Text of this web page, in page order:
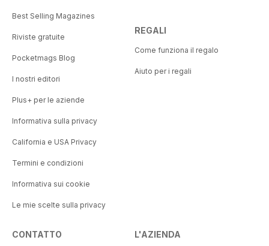
Best Selling Magazines
Riviste gratuite
Pocketmags Blog
I nostri editori
Plus+ per le aziende
Informativa sulla privacy
California e USA Privacy
Termini e condizioni
Informativa sui cookie
Le mie scelte sulla privacy
REGALI
Come funziona il regalo
Aiuto per i regali
CONTATTO L'AZIENDA